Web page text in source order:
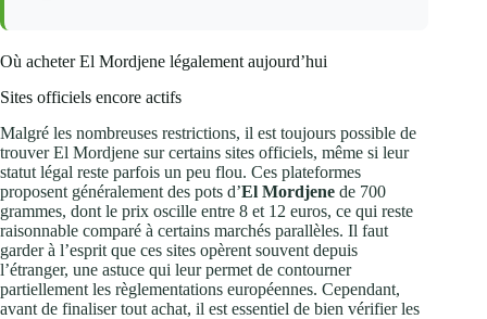
Où acheter El Mordjene légalement aujourd’hui
Sites officiels encore actifs
Malgré les nombreuses restrictions, il est toujours possible de
trouver El Mordjene sur certains sites officiels, même si leur
statut légal reste parfois un peu flou. Ces plateformes
proposent généralement des pots d’El Mordjene de 700
grammes, dont le prix oscille entre 8 et 12 euros, ce qui reste
raisonnable comparé à certains marchés parallèles. Il faut
garder à l’esprit que ces sites opèrent souvent depuis
l’étranger, une astuce qui leur permet de contourner
partiellement les règlementations européennes. Cependant,
avant de finaliser tout achat, il est essentiel de bien vérifier les